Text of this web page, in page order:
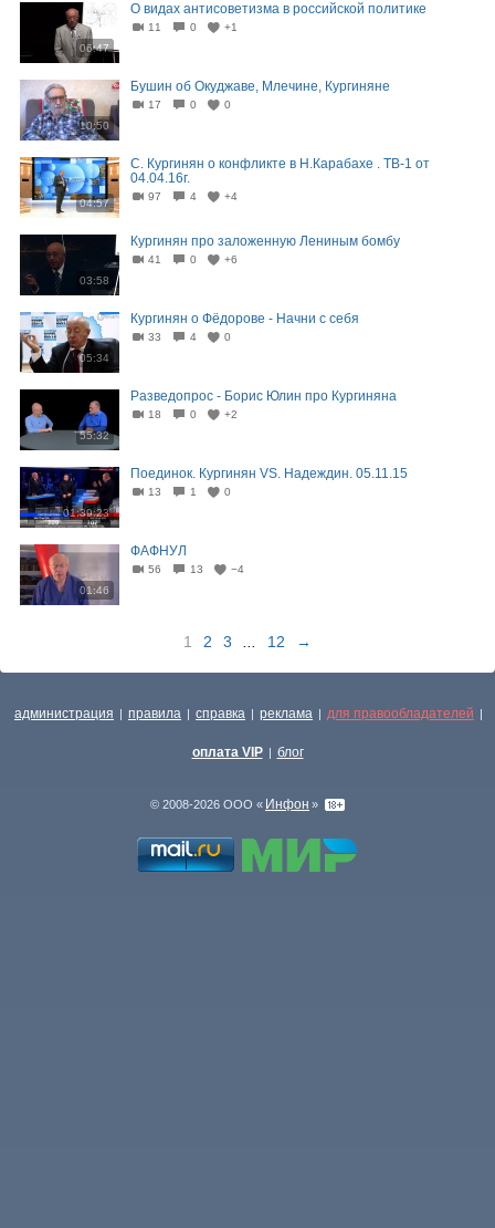
06:47
О видах антисоветизма в российской политике
11 0 +1
10:50
Бушин об Окуджаве, Млечине, Кургиняне
17 0 0
04:57
С. Кургинян о конфликте в Н.Карабахе . ТВ-1 от
04.04.16г.
97 4 +4
03:58
Кургинян про заложенную Лениным бомбу
41 0 +6
05:34
Кургинян о Фёдорове - Начни с себя
33 4 0
55:32
Разведопрос - Борис Юлин про Кургиняна
18 0 +2
01:39:23
Поединок. Кургинян VS. Надеждин. 05.11.15
13 1 0
01:46
ФАФНУЛ
56 13 −4
1 2 3 12 →
администрация | правила | справка | реклама | для правообладателей |
оплата VIP | блог
© 2008-2026 ООО « Инфон »